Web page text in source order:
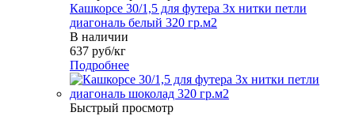
Кашкорсе 30/1,5 для футера 3х нитки петли
диагональ белый 320 гр.м2
В наличии
637 руб/кг
Подробнее
Быстрый просмотр